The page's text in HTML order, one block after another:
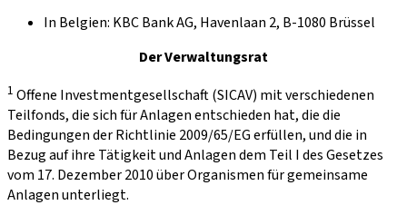
In Belgien: KBC Bank AG, Havenlaan 2, B-1080 Brüssel
Der Verwaltungsrat
1 Offene Investmentgesellschaft (SICAV) mit verschiedenen
Teilfonds, die sich für Anlagen entschieden hat, die die
Bedingungen der Richtlinie 2009/65/EG erfüllen, und die in
Bezug auf ihre Tätigkeit und Anlagen dem Teil I des Gesetzes
vom 17. Dezember 2010 über Organismen für gemeinsame
Anlagen unterliegt.